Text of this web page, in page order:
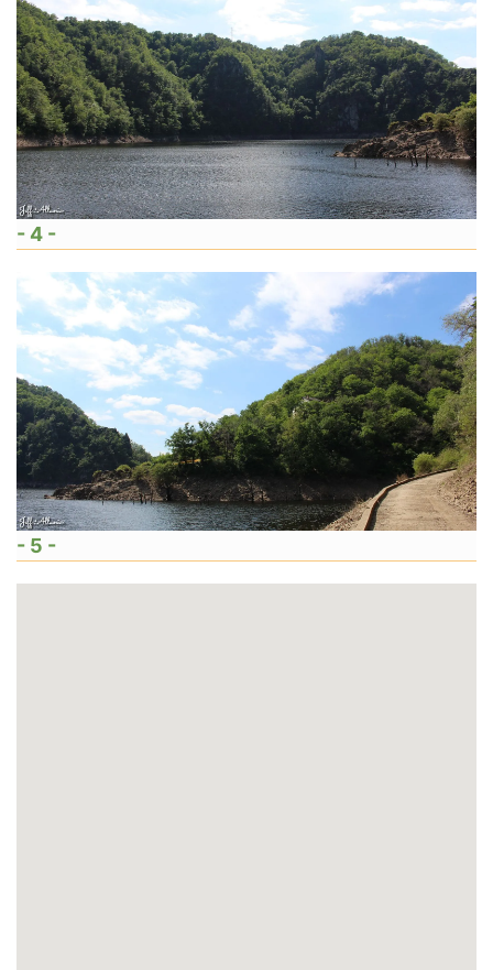
- 4 -
- 5 -